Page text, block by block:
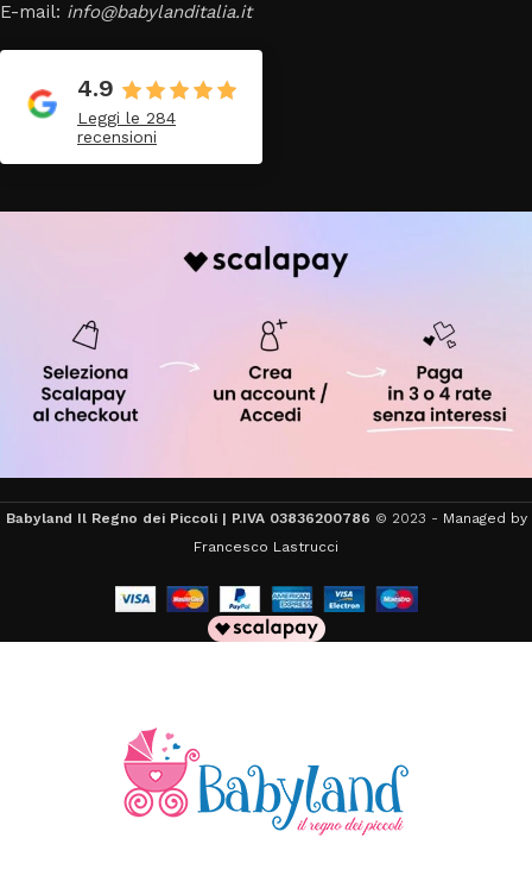
E-mail: info@babylanditalia.it
4.9
Leggi le 284
recensioni
Babyland Il Regno dei Piccoli | P.IVA 03836200786 © 2023 - Managed by
Francesco Lastrucci